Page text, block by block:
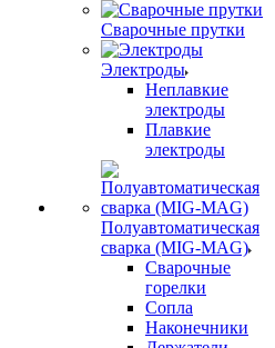
Сварочные прутки
Электроды
Неплавкие
электроды
Плавкие
электроды
Полуавтоматическая
сварка (MIG-MAG)
Сварочные
горелки
Сопла
Наконечники